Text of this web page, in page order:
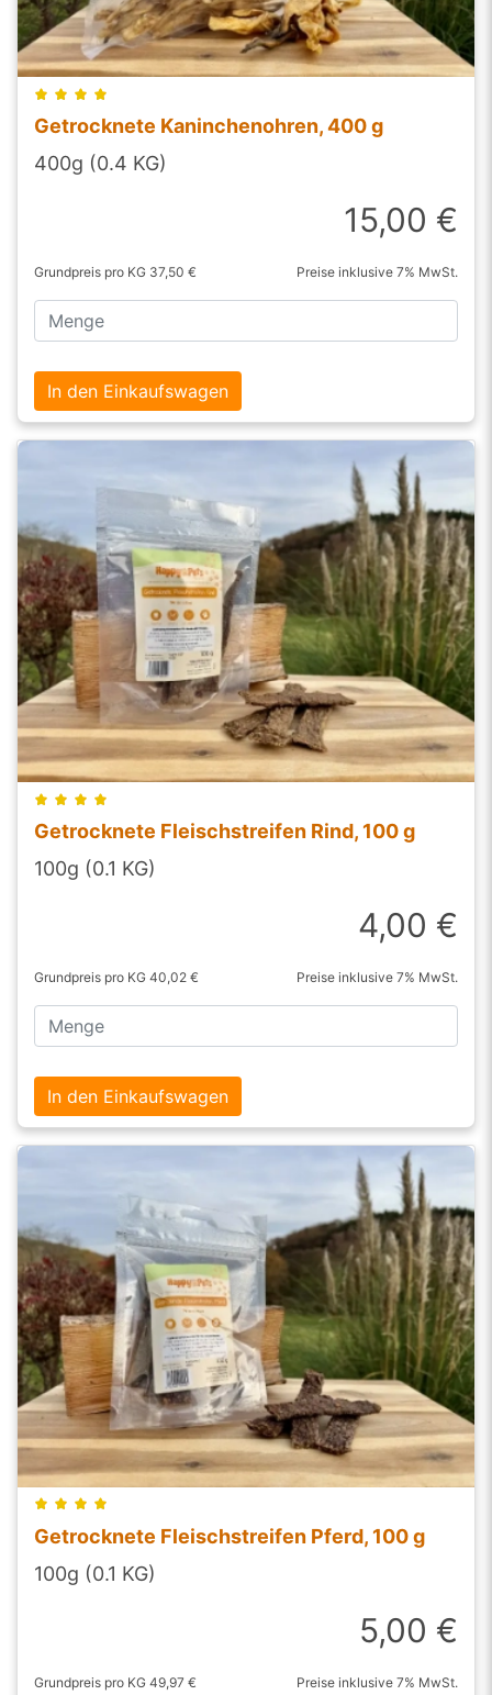
Getrocknete Kaninchenohren, 400 g
400g (0.4 KG)
15,00 €
Grundpreis pro KG 37,50 € Preise inklusive 7% MwSt.
In den Einkaufswagen
Getrocknete Fleischstreifen Rind, 100 g
100g (0.1 KG)
4,00 €
Grundpreis pro KG 40,02 € Preise inklusive 7% MwSt.
In den Einkaufswagen
Getrocknete Fleischstreifen Pferd, 100 g
100g (0.1 KG)
5,00 €
Grundpreis pro KG 49,97 € Preise inklusive 7% MwSt.